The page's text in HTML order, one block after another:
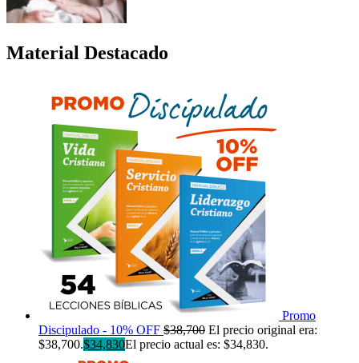
Material Destacado
Promo
Discipulado - 10% OFF $38,700 El precio original era:
$38,700.$34,830El precio actual es: $34,830.